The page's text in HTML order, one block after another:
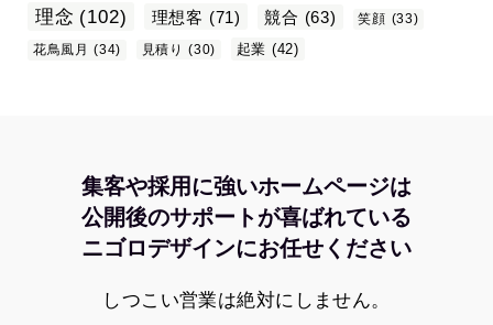
理念 (102) 理想客 (71) 競合 (63) 笑顔 (33)
花鳥風月 (34) 見積り (30) 起業 (42)
集客や採用に強いホームページは
公開後のサポートが喜ばれている
ニゴロデザインにお任せください
しつこい営業は絶対にしません。